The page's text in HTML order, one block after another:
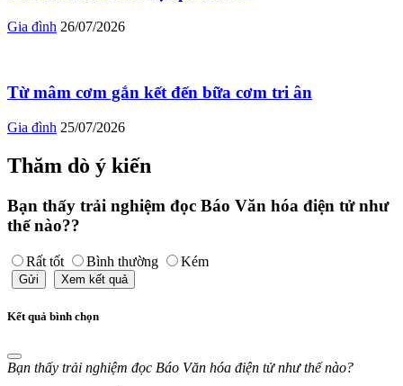
Gia đình 26/07/2026
Từ mâm cơm gắn kết đến bữa cơm tri ân
Gia đình 25/07/2026
Thăm dò ý kiến
Bạn thấy trải nghiệm đọc Báo Văn hóa điện tử như
thế nào??
Rất tốt Bình thường Kém
Gửi Xem kết quả
Kết quả bình chọn
Bạn thấy trải nghiệm đọc Báo Văn hóa điện tử như thế nào?